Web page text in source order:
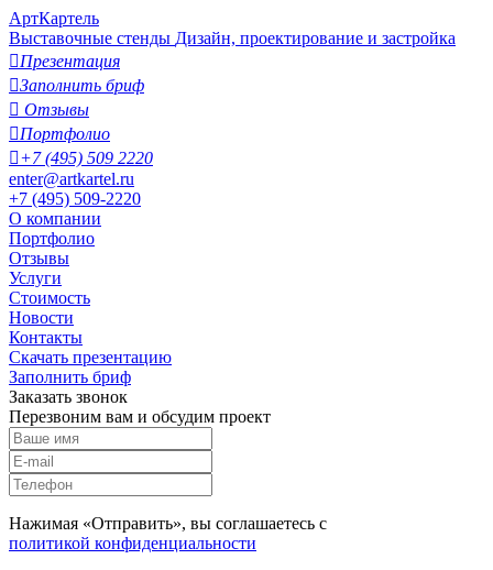
АртКартель
Выставочные стенды Дизайн, проектирование и застройка
Презентация
Заполнить бриф
 Отзывы
Портфолио
+7 (495) 509 2220
enter@artkartel.ru
+7 (495) 509-2220
О компании
Портфолио
Отзывы
Услуги
Стоимость
Новости
Контакты
Скачать презентацию
Заполнить бриф
Заказать звонок
Перезвоним вам и обсудим проект
Нажимая «Отправить», вы соглашаетесь с
политикой конфиденциальности